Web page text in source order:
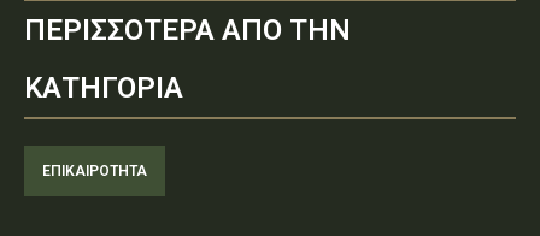
ΠΕΡΙΣΣΟΤΕΡΑ ΑΠΟ ΤΗΝ
ΚΑΤΗΓΟΡΙΑ
ΕΠΙΚΑΙΡΟΤΗΤΑ